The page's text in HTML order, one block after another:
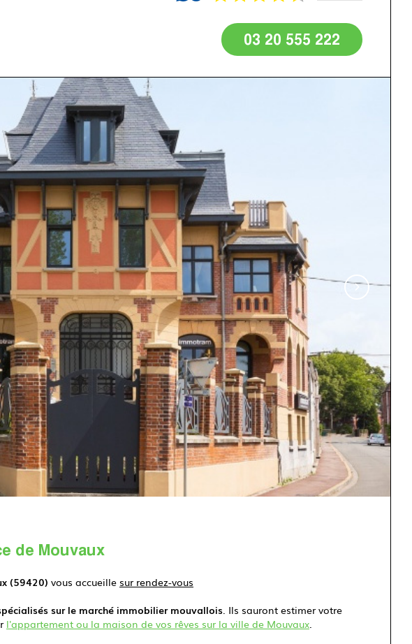
03 20 555 222
de Mouvaux
(59420) vous accueille sur rendez-vous
sur le marché immobilier mouvallois. Ils sauront estimer votre
l'appartement ou la maison de vos rêves sur la ville de Mouvaux.